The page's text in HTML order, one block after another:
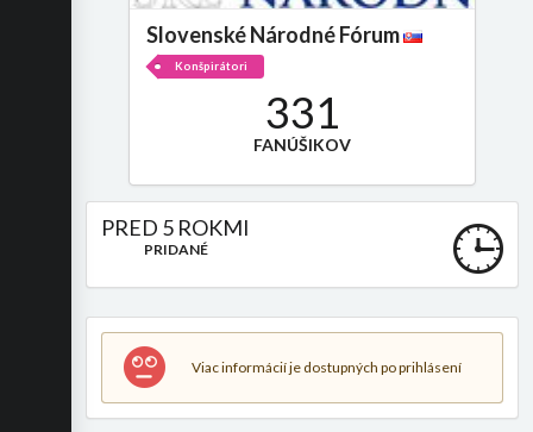
Slovenské Národné Fórum
Konšpirátori
331
FANÚŠIKOV
PRED 5 ROKMI
PRIDANÉ
Viac informácií je dostupných po prihlásení